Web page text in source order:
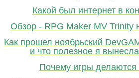
Какой был интернет в
Обзор - RPG Maker MV Trinity
Как прошел ноябрьский
и что полезное я
Почему игры делаются